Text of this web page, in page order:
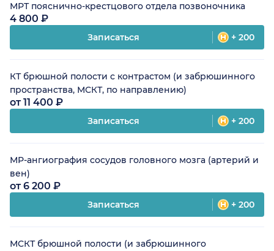
МРТ пояснично-крестцового отдела позвоночника
4 800 ₽
Записаться + 200
КТ брюшной полости с контрастом (и забрюшинного
пространства, МСКТ, по направлению)
от 11 400 ₽
Записаться + 200
МР-ангиография сосудов головного мозга (артерий и
вен)
от 6 200 ₽
Записаться + 200
МСКТ брюшной полости (и забрюшинного